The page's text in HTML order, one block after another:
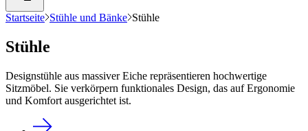
Startseite Stühle und Bänke Stühle
Stühle
Designstühle aus massiver Eiche repräsentieren hochwertige
Sitzmöbel. Sie verkörpern funktionales Design, das auf Ergonomie
und Komfort ausgerichtet ist.